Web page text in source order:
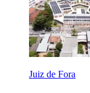
Juiz de Fora